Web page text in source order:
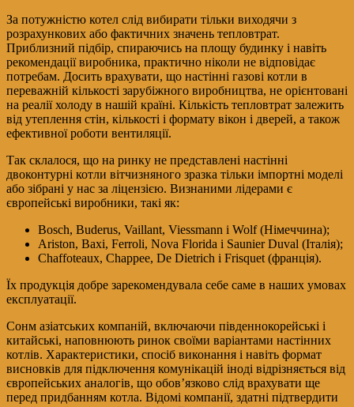
За потужністю котел слід вибирати тільки виходячи з
розрахункових або фактичних значень тепловтрат.
Приблизний підбір, спираючись на площу будинку і навіть
рекомендації виробника, практично ніколи не відповідає
потребам. Досить врахувати, що настінні газові котли в
переважній кількості зарубіжного виробництва, не орієнтовані
на реалії холоду в нашій країні. Кількість тепловтрат залежить
від утеплення стін, кількості і формату вікон і дверей, а також
ефективної роботи вентиляції.
Так склалося, що на ринку не представлені настінні
двоконтурні котли вітчизняного зразка тільки імпортні моделі
або зібрані у нас за ліцензією. Визнаними лідерами є
європейські виробники, такі як:
Bosch, Buderus, Vaillant, Viessmann і Wolf (Німеччина);
Ariston, Baxi, Ferroli, Nova Florida і Saunier Duval (Італія);
Chaffoteaux, Chappee, De Dietrich і Frisquet (франція).
Їх продукція добре зарекомендувала себе саме в наших умовах
експлуатації.
Сонм азіатських компаній, включаючи південнокорейські і
китайські, наповнюють ринок своїми варіантами настінних
котлів. Характеристики, спосіб виконання і навіть формат
висновків для підключення комунікацій іноді відрізняється від
європейських аналогів, що обов’язково слід врахувати ще
перед придбанням котла. Відомі компанії, здатні підтвердити